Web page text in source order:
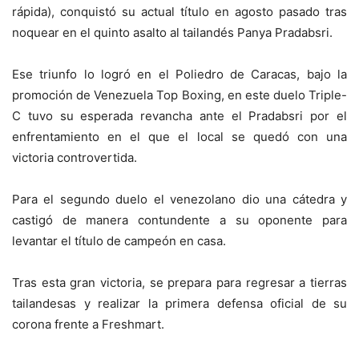
rápida), conquistó su actual título en agosto pasado tras
noquear en el quinto asalto al tailandés Panya Pradabsri.
Ese triunfo lo logró en el Poliedro de Caracas, bajo la
promoción de Venezuela Top Boxing, en este duelo Triple-
C tuvo su esperada revancha ante el Pradabsri por el
enfrentamiento en el que el local se quedó con una
victoria controvertida.
Para el segundo duelo el venezolano dio una cátedra y
castigó de manera contundente a su oponente para
levantar el título de campeón en casa.
Tras esta gran victoria, se prepara para regresar a tierras
tailandesas y realizar la primera defensa oficial de su
corona frente a Freshmart.